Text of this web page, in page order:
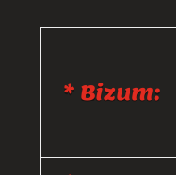
* Bizum: